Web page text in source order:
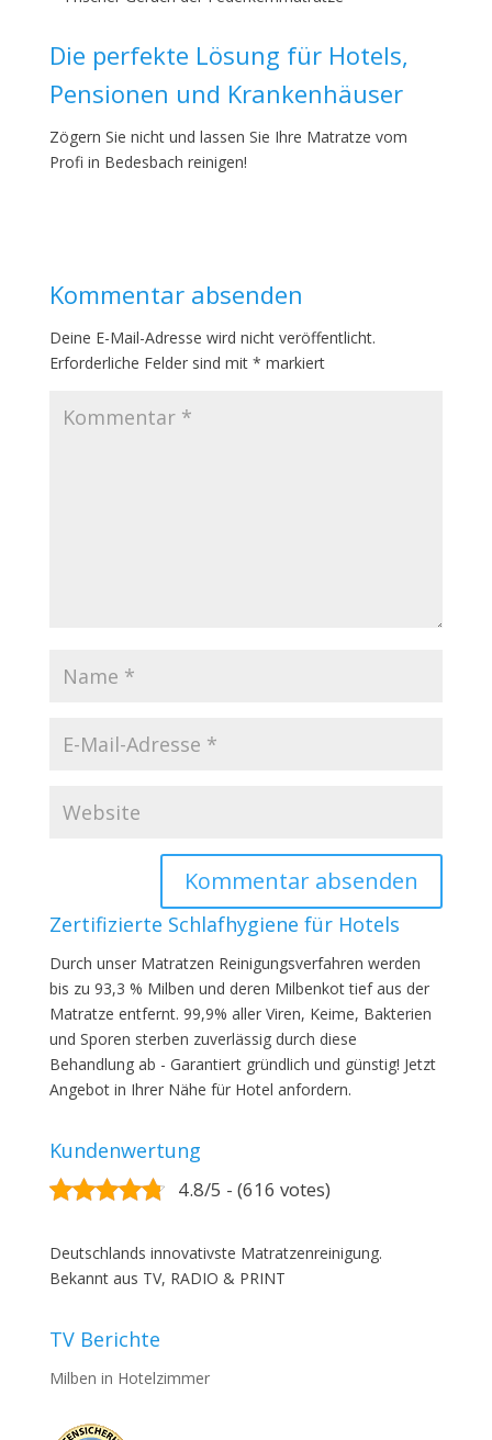
Die perfekte Lösung für Hotels,
Pensionen und Krankenhäuser
Zögern Sie nicht und lassen Sie Ihre Matratze vom
Profi in Bedesbach reinigen!
Kommentar absenden
Deine E-Mail-Adresse wird nicht veröffentlicht.
Erforderliche Felder sind mit * markiert
Zertifizierte Schlafhygiene für Hotels
Durch unser Matratzen Reinigungsverfahren werden
bis zu 93,3 % Milben und deren Milbenkot tief aus der
Matratze entfernt. 99,9% aller Viren, Keime, Bakterien
und Sporen sterben zuverlässig durch diese
Behandlung ab - Garantiert gründlich und günstig! Jetzt
Angebot in Ihrer Nähe für Hotel anfordern.
Kundenwertung
4.8/5 - (616 votes)
Deutschlands innovativste Matratzenreinigung.
Bekannt aus TV, RADIO & PRINT
TV Berichte
Milben in Hotelzimmer